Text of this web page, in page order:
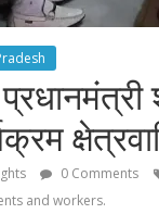
0 Comments
and workers.